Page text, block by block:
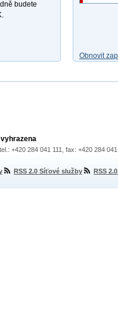
budete
Obnovit
+420 284 041 111, fax: +420 284
RSS 2.0 Síťové služby RSS